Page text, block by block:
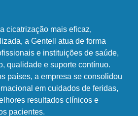
cicatrização mais eficaz,
a Gentell atua de forma
e instituições de saúde,
qualidade e suporte contínuo.
países, a empresa se consolidou
em cuidados de feridas,
resultados clínicos e
pacientes.